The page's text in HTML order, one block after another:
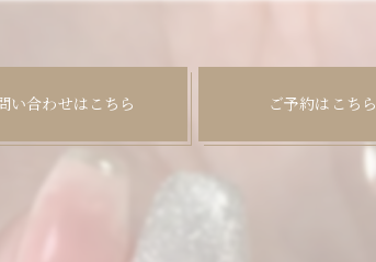
い合わせはこちら ご予約はこちら